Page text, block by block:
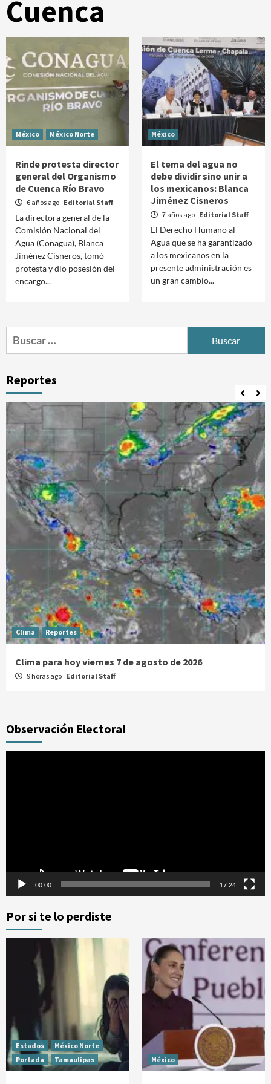
Cuenca
México México Norte
Rinde protesta director
general del Organismo
de Cuenca Río Bravo
6 años ago Editorial Staff
La directora general de la
Comisión Nacional del
Agua (Conagua), Blanca
Jiménez Cisneros, tomó
protesta y dio posesión del
encargo...
México
El tema del agua no
debe dividir sino unir a
los mexicanos: Blanca
Jiménez Cisneros
7 años ago Editorial Staff
El Derecho Humano al
Agua que se ha garantizado
a los mexicanos en la
presente administración es
un gran cambio...
Buscar:
Reportes
Clima Reportes
Clima para hoy viernes 7 de agosto de 2026
9 horas ago Editorial Staff
Observación Electoral
00:00 17:24
Por si te lo perdiste
Estados
México Norte
Portada
Tamaulipas México